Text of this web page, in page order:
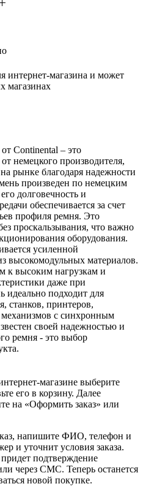
интернет-магазина и может
магазинах
Continental – это
немецкого производителя,
рынке благодаря надежности
произведен по немецким
долговечность и
обеспечивается за счет
профиля ремня. Это
проскальзывания, что важно
оборудования.
усиленной
высокомодульных материалов.
к высоким нагрузкам и
даже при
идеально подходит для
станков, принтеров,
с синхронным
своей надежностью и
ремня - это выбор
магазине выберите
его в корзину. Далее
на «Оформить заказ» или
напишите ФИО, телефон и
и уточнит условия заказа.
придет подтверждение
через СМС. Теперь останется
новой покупке.